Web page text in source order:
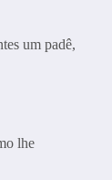
um padê,
lhe